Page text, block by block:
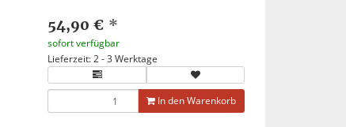
54,90 € *
sofort verfügbar
Lieferzeit: 2 - 3 Werktage
In den Warenkorb